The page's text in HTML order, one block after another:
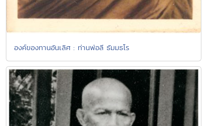
องค์ของทานอันเลิศ : ท่านพ่อลี ธัมมธโร